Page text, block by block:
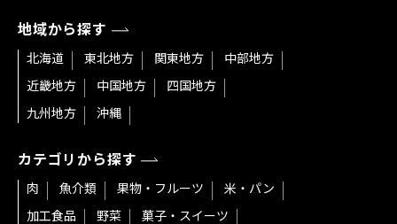
地域から探す
北海道 東北地方 関東地方
中部地方
近畿地方
中国地方
四国地方
九州地方
沖縄
カテゴリから探す
肉 魚介類 果物・フルーツ
米・パン
加工食品
野菜
菓子・スイーツ